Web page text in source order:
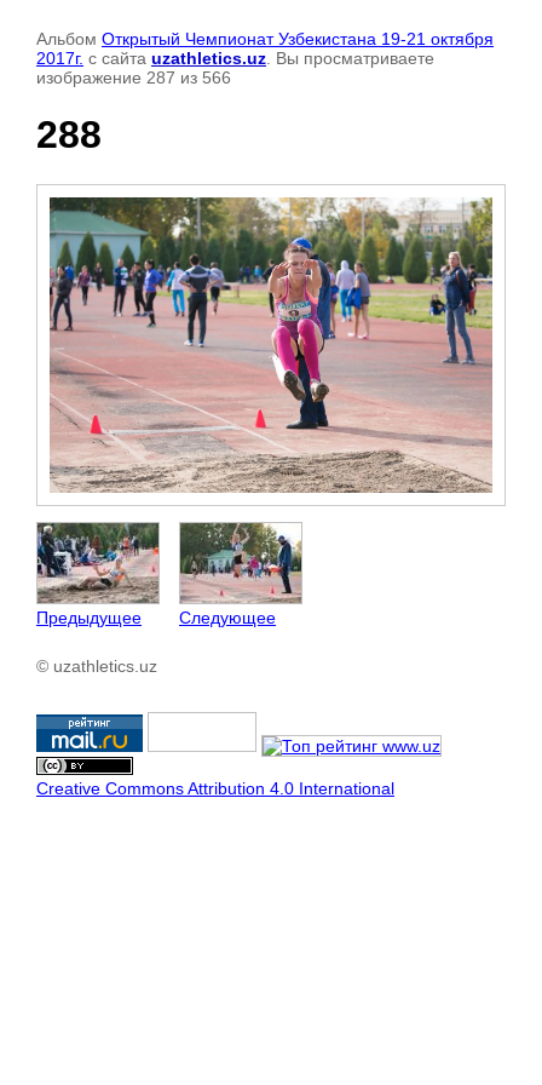
Альбом Открытый Чемпионат Узбекистана 19-21 октября
2017г. с сайта uzathletics.uz . Вы просматриваете
изображение 287 из 566
288
Предыдущее Следующее
© uzathletics.uz
Creative Commons Attribution 4.0 International